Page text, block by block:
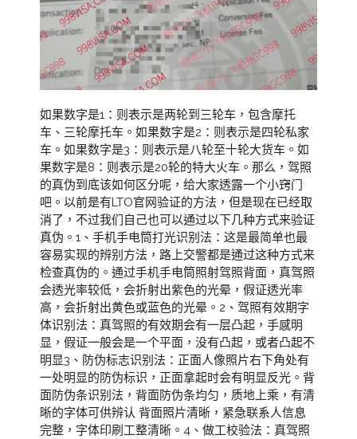
如果数字是1：则表示是两轮到三轮车，包含摩托
车、三轮摩托车。如果数字是2：则表示是四轮私家
车。如果数字是3：则表示是八轮至十轮大货车。如
果数字是8：则表示是20轮的特大火车。那么，驾照
的真伪到底该如何区分呢，给大家透露一个小窍门
吧。以前是有LTO官网验证的方法，但是现在已经取
消了，不过我们自己也可以通过以下几种方式来验证
真伪。1、手机手电筒打光识别法：这是最简单也最
容易实现的辨别方法，路上交警都是通过这种方式来
检查真伪的。通过手机手电筒照射驾照背面，真驾照
会透光率较低，会折射出紫色的光晕，假证透光率
高，会折射出黄色或蓝色的光晕。2、驾照有效期字
体识别法：真驾照的有效期会有一层凸起，手感明
显，假证一般会是一个平面，没有凸起，或者凸起不
明显3、防伪标志识别法：正面人像照片右下角处有
一处明显的防伪标识，正面拿起时会有明显反光。背
面防伪条识别法，背面防伪条均匀，质地上乘，有清
晰的字体可供辨认 背面照片清晰，紧急联系人信息
完整，字体印刷工整清晰。4、做工校验法：真驾照